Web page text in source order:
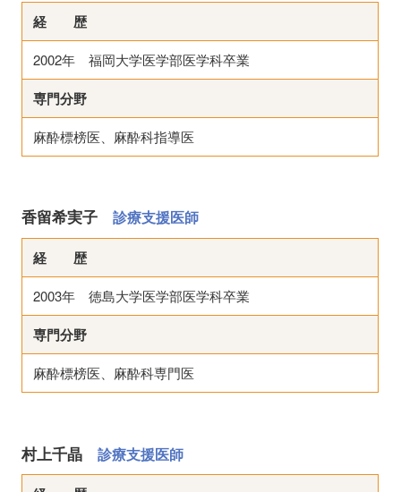
経 歴
2002年 福岡大学医学部医学科卒業
専門分野
麻酔標榜医、麻酔科指導医
香留希実子診療支援医師
経 歴
2003年 徳島大学医学部医学科卒業
専門分野
麻酔標榜医、麻酔科専門医
村上千晶診療支援医師